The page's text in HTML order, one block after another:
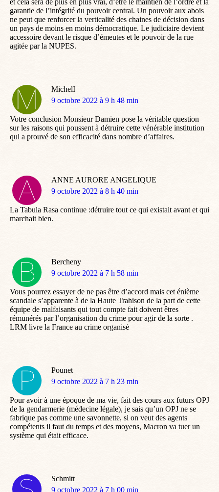
et cela sera de plus en plus vrai, d’être le maintien de l’ordre et la
garantie de l’intégrité du pouvoir central. Un pouvoir aux abois
ne peut que renforcer la verticalité des chaines de décision dans
un pays de moins en moins démocratique. Le judiciaire devient
accessoire devant le risque d’émeutes et le pouvoir de la rue
agitée par la NUPES.
MichelI
dit
9 octobre 2022 à 9 h 48 min
Votre conclusion Monsieur Damien pose la véritable question
sur les raisons qui poussent à détruire cette vénérable institution
qui a prouvé de son efficacité dans nombre d’affaires.
ANNE AURORE ANGELIQUE
dit
9 octobre 2022 à 8 h 40 min
La Tabula Rasa continue :détruire tout ce qui existait avant et qui
marchait bien.
Bercheny
dit
9 octobre 2022 à 7 h 58 min
Vous pourrez essayer de ne pas être d’accord mais cet énième
scandale s’apparente à de la Haute Trahison de la part de cette
équipe de malfaisants qui tout compte fait doivent êtres
rémunérés par l’organisation du crime pour agir de la sorte .
LRM livre la France au crime organisé
Pounet
dit
9 octobre 2022 à 7 h 23 min
Pour avoir à une époque de ma vie, fait des cours aux futurs OPJ
de la gendarmerie (médecine légale), je sais qu’un OPJ ne se
fabrique pas comme une savonnette, si on veut des agents
compétents il faut du temps et des moyens, Macron va tuer un
système qui était efficace.
Schmitt
dit
9 octobre 2022 à 7 h 00 min